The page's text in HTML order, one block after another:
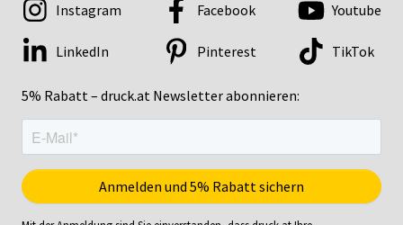
5% Rabatt – druck.at Newsletter abonnieren:
Instagram Facebook Youtube
LinkedIn Pinterest TikTok